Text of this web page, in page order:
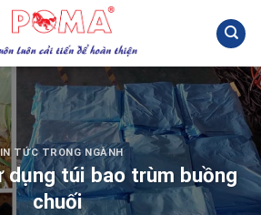
TỨC TRONG NGÀNH
dụng túi bao trùm buồng
chuối